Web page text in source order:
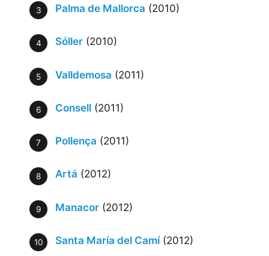
Palma de Mallorca (2010)
Sóller (2010)
Valldemosa (2011)
Consell (2011)
Pollença (2011)
Artá (2012)
Manacor (2012)
Santa María del Camí(2012)